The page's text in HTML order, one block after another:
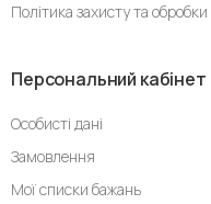
Політика захисту та
Персональний кабінет
Особисті дані
Замовлення
Мої списки бажань